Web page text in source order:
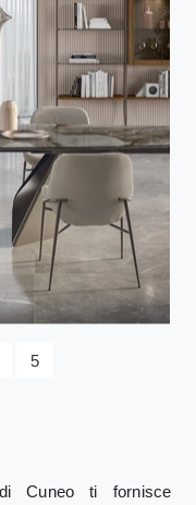
5
Cuneo ti fornisce